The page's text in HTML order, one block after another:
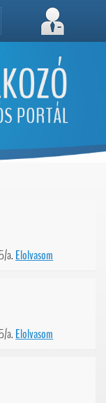
a weboldal megfelelő működéséhez
Megértettem, folytatás...
a. Elolvasom
a. Elolvasom